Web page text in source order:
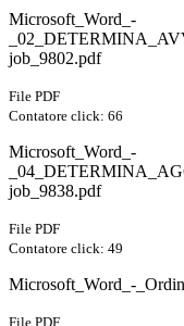
Microsoft_Word_-
job_9802.pdf
File PDF
Contatore click: 66
Microsoft_Word_-
job_9838.pdf
File PDF
Contatore click: 49
Microsoft_Word_-
File PDF